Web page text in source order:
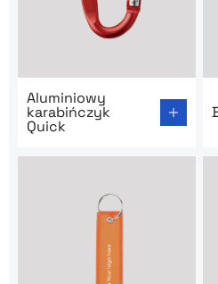
Aluminiowy
karabińczyk
Quick